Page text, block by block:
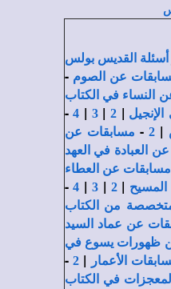
أسئلة القديس بولس
عن الصوم -
النساء في الكتاب
|
2
|
3
|
4
-
|
2
- مسابقات عن
العبادة في العهد
مسابقات عن العطاء
|
2
|
3
|
4
-
من الكتاب
عن عماد السيد
ظهورات يسوع في
الأعمار |
2
-
المعجزات في الكتاب